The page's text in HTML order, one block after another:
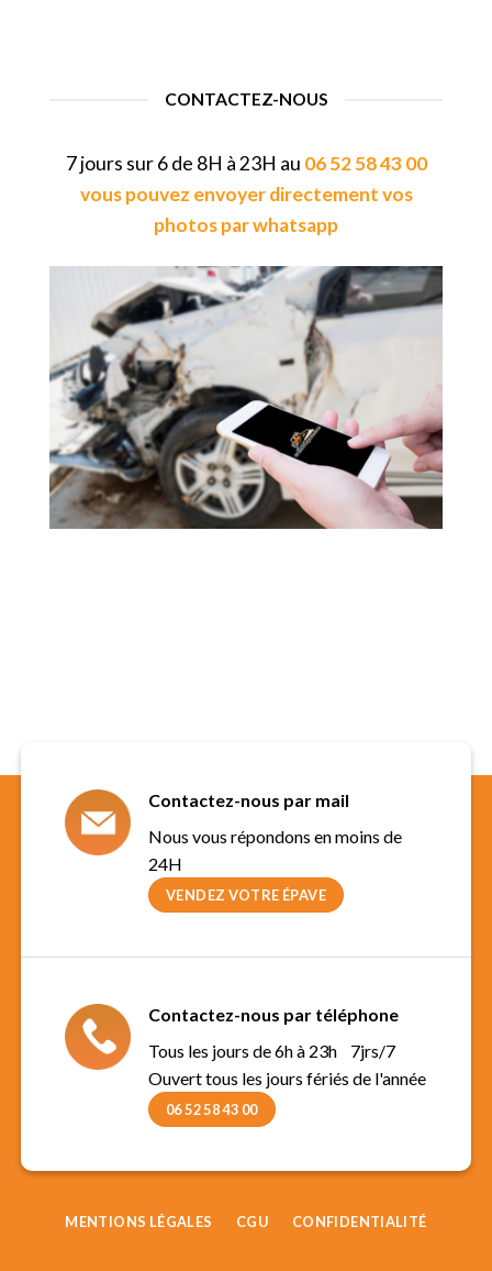
CONTACTEZ-NOUS
7 jours sur 6 de 8H à 23H au 06 52 58 43 00
vous pouvez envoyer directement vos
photos par whatsapp
Contactez-nous par mail
Nous vous répondons en moins de
24H
VENDEZ VOTRE ÉPAVE
Contactez-nous par téléphone
Tous les jours de 6h à 23h 7jrs/7
Ouvert tous les jours fériés de l'année
06 52 58 43 00
MENTIONS LÉGALES CGU CONFIDENTIALITÉ